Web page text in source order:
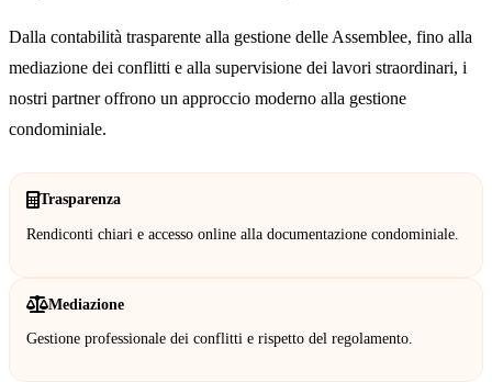
Dalla contabilità trasparente alla gestione delle Assemblee, fino alla
mediazione dei conflitti e alla supervisione dei lavori straordinari, i
nostri partner offrono un approccio moderno alla gestione
condominiale.
Trasparenza
Rendiconti chiari e accesso online alla documentazione condominiale.
Mediazione
Gestione professionale dei conflitti e rispetto del regolamento.